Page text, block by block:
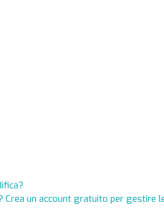
Crea un account gratuito per gestire